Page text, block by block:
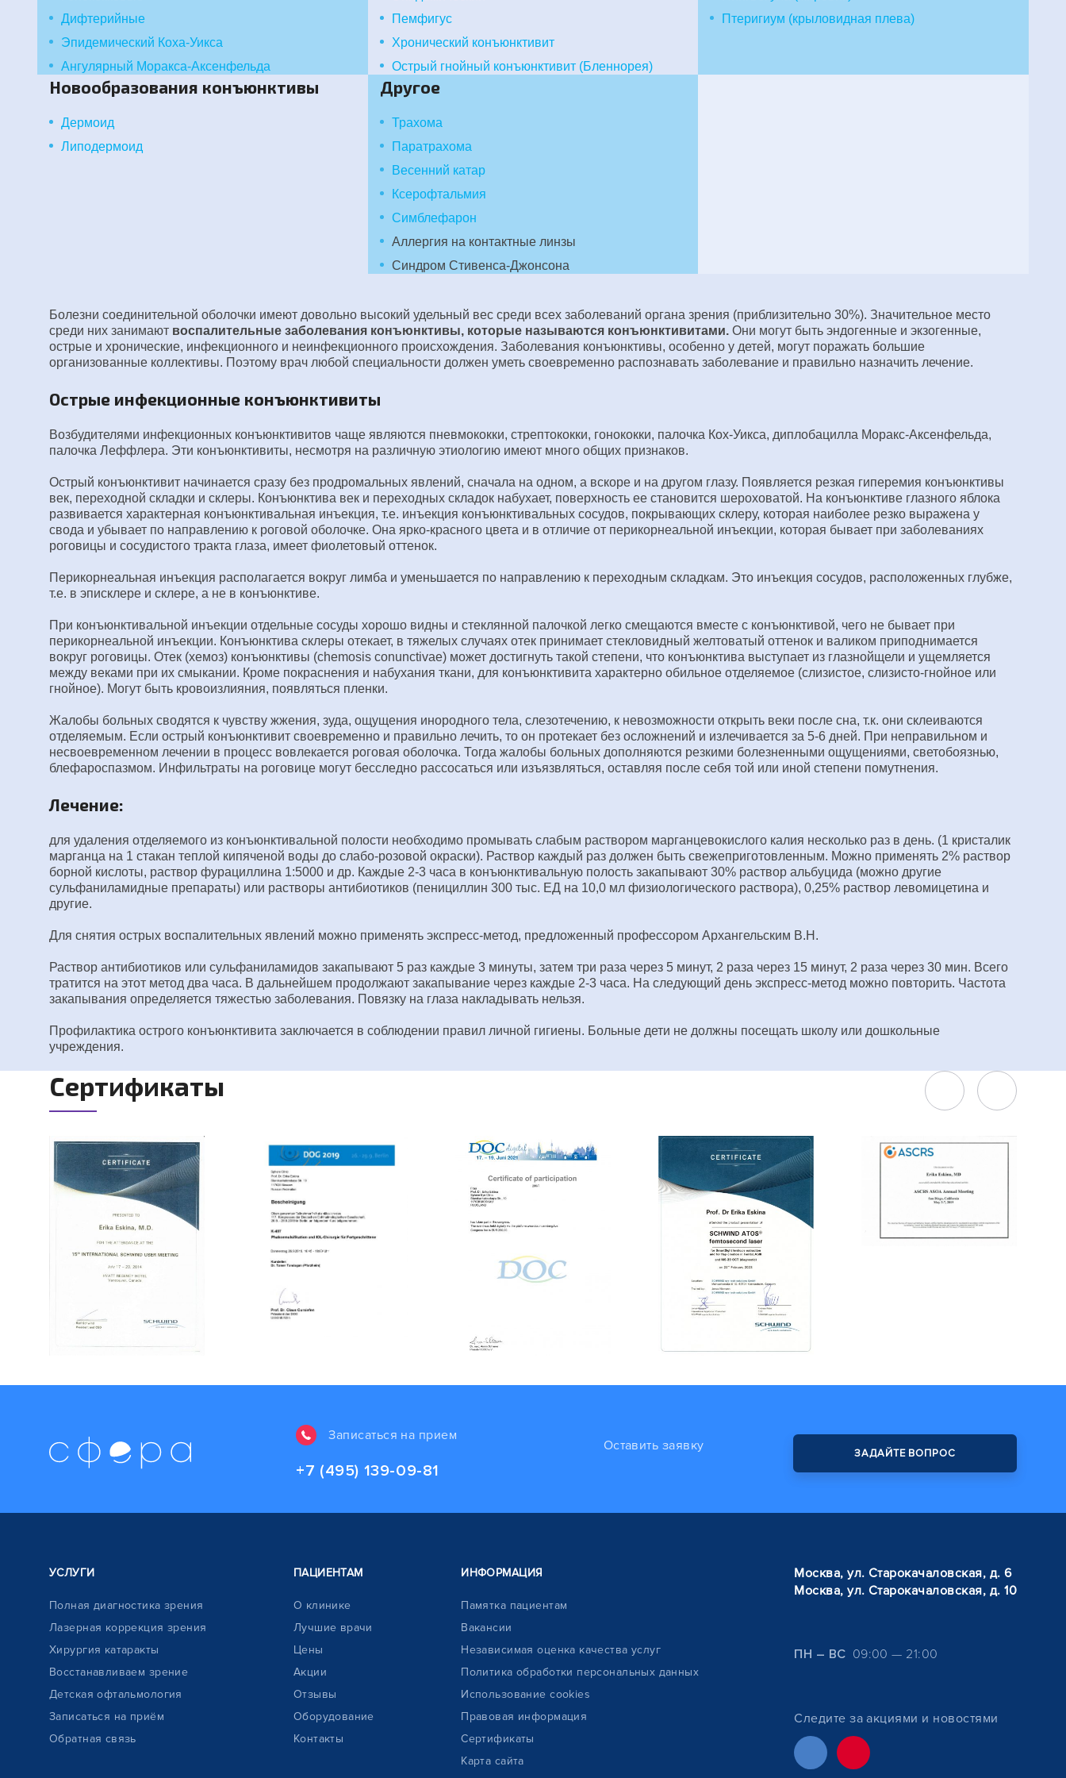
Дифтерийные
Эпидемический Коха-Уикса
Ангулярный Моракса-Аксенфельда
Пемфигус
Хронический конъюнктивит
Острый гнойный конъюнктивит (Бленнорея)
Птеригиум (крыловидная плева)
Новообразования конъюнктивы
Дермоид
Липодермоид
Другое
Трахома
Паратрахома
Весенний катар
Ксерофтальмия
Симблефарон
Аллергия на контактные линзы
Синдром Стивенса-Джонсона
Болезни соединительной оболочки имеют довольно высокий удельный вес среди всех заболеваний органа зрения (приблизительно 30%). Значительное место
среди них занимают воспалительные заболевания конъюнктивы, которые называются конъюнктивитами. Они могут быть эндогенные и экзогенные,
острые и хронические, инфекционного и неинфекционного происхождения. Заболевания конъюнктивы, особенно у детей, могут поражать большие
организованные коллективы. Поэтому врач любой специальности должен уметь своевременно распознавать заболевание и правильно назначить лечение.
Острые инфекционные конъюнктивиты
Возбудителями инфекционных конъюнктивитов чаще являются пневмококки, стрептококки, гонококки, палочка Кох-Уикса, диплобацилла Моракс-Аксенфельда,
палочка Леффлера. Эти конъюнктивиты, несмотря на различную этиологию имеют много общих признаков.
Острый конъюнктивит начинается сразу без продромальных явлений, сначала на одном, а вскоре и на другом глазу. Появляется резкая гиперемия конъюнктивы
век, переходной складки и склеры. Конъюнктива век и переходных складок набухает, поверхность ее становится шероховатой. На конъюнктиве глазного яблока
развивается характерная конъюнктивальная инъекция, т.е. инъекция конъюнктивальных сосудов, покрывающих склеру, которая наиболее резко выражена у
свода и убывает по направлению к роговой оболочке. Она ярко-красного цвета и в отличие от перикорнеальной инъекции, которая бывает при заболеваниях
роговицы и сосудистого тракта глаза, имеет фиолетовый оттенок.
Перикорнеальная инъекция располагается вокруг лимба и уменьшается по направлению к переходным складкам. Это инъекция сосудов, расположенных глубже,
т.е. в эписклере и склере, а не в конъюнктиве.
При конъюнктивальной инъекции отдельные сосуды хорошо видны и стеклянной палочкой легко смещаются вместе с конъюнктивой, чего не бывает при
перикорнеальной инъекции. Конъюнктива склеры отекает, в тяжелых случаях отек принимает стекловидный желтоватый оттенок и валиком приподнимается
вокруг роговицы. Отек (хемоз) конъюнктивы (chemosis conunctivae) может достигнуть такой степени, что конъюнктива выступает из глазнойщели и ущемляется
между веками при их смыкании. Кроме покраснения и набухания ткани, для конъюнктивита характерно обильное отделяемое (слизистое, слизисто-гнойное или
гнойное). Могут быть кровоизлияния, появляться пленки.
Жалобы больных сводятся к чувству жжения, зуда, ощущения инородного тела, слезотечению, к невозможности открыть веки после сна, т.к. они склеиваются
отделяемым. Если острый конъюнктивит своевременно и правильно лечить, то он протекает без осложнений и излечивается за 5-6 дней. При неправильном и
несвоевременном лечении в процесс вовлекается роговая оболочка. Тогда жалобы больных дополняются резкими болезненными ощущениями, светобоязнью,
блефароспазмом. Инфильтраты на роговице могут бесследно рассосаться или изъязвляться, оставляя после себя той или иной степени помутнения.
Лечение:
для удаления отделяемого из конъюнктивальной полости необходимо промывать слабым раствором марганцевокислого калия несколько раз в день. (1 кристалик
марганца на 1 стакан теплой кипяченой воды до слабо-розовой окраски). Раствор каждый раз должен быть свежеприготовленным. Можно применять 2% раствор
борной кислоты, раствор фурациллина 1:5000 и др. Каждые 2-3 часа в конъюнктивальную полость закапывают 30% раствор альбуцида (можно другие
сульфаниламидные препараты) или растворы антибиотиков (пенициллин 300 тыс. ЕД на 10,0 мл физиологического раствора), 0,25% раствор левомицетина и
другие.
Для снятия острых воспалительных явлений можно применять экспресс-метод, предложенный профессором Архангельским В.Н.
Раствор антибиотиков или сульфаниламидов закапывают 5 раз каждые 3 минуты, затем три раза через 5 минут, 2 раза через 15 минут, 2 раза через 30 мин. Всего
тратится на этот метод два часа. В дальнейшем продолжают закапывание через каждые 2-3 часа. На следующий день экспресс-метод можно повторить. Частота
закапывания определяется тяжестью заболевания. Повязку на глаза накладывать нельзя.
Профилактика острого конъюнктивита заключается в соблюдении правил личной гигиены. Больные дети не должны посещать школу или дошкольные
учреждения.
Сертификаты
Записаться на прием
+7 (495) 139-09-81
Оставить заявку ЗАДАЙТЕ ВОПРОС
УСЛУГИ
Полная диагностика зрения
Лазерная коррекция зрения
Хирургия катаракты
Восстанавливаем зрение
Детская офтальмология
Записаться на приём
Обратная связь
ПАЦИЕНТАМ
О клинике
Лучшие врачи
Цены
Акции
Отзывы
Оборудование
Контакты
ИНФОРМАЦИЯ
Памятка пациентам
Вакансии
Независимая оценка качества услуг
Политика обработки персональных данных
Использование cookies
Правовая информация
Сертификаты
Карта сайта
Москва, ул. Старокачаловская, д. 6
Москва, ул. Старокачаловская, д. 10
ПН – ВС 09:00 — 21:00
Следите за акциями и новостями